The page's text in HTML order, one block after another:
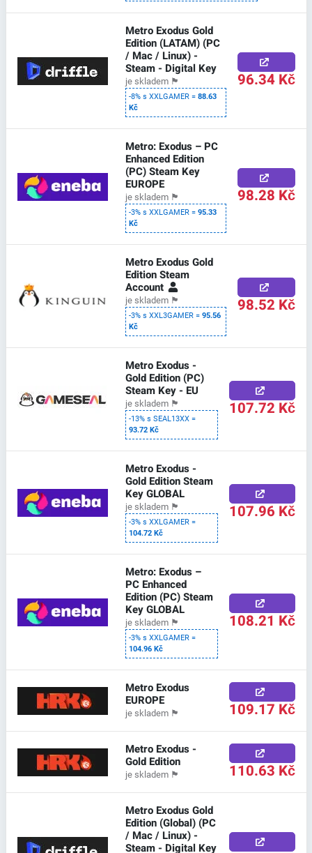
Metro Exodus Gold
Edition (LATAM) (PC
/ Mac / Linux) -
Steam - Digital Key
je skladem 🏴
-8% s XXLGAMER =88.63
Kč
96.34 Kč
Metro: Exodus – PC
Enhanced Edition
(PC) Steam Key
EUROPE
je skladem 🏴
-3% s XXLGAMER =95.33
Kč
98.28 Kč
Metro Exodus Gold
Edition Steam
Account
je skladem 🏴
-3% s XXL3GAMER =95.56
Kč
98.52 Kč
Metro Exodus -
Gold Edition (PC)
Steam Key - EU
je skladem 🏴
-13% s SEAL13XX =
93.72 Kč
107.72 Kč
Metro Exodus -
Gold Edition Steam
Key GLOBAL
je skladem 🏴
-3% s XXLGAMER =
104.72 Kč
107.96 Kč
Metro: Exodus –
PC Enhanced
Edition (PC) Steam
Key GLOBAL
je skladem 🏴
-3% s XXLGAMER =
104.96 Kč
108.21 Kč
Metro Exodus
EUROPE
je skladem 🏴 109.17 Kč
Metro Exodus -
Gold Edition
je skladem 🏴 110.63 Kč
Metro Exodus Gold
Edition (Global) (PC
/ Mac / Linux) -
Steam - Digital Key